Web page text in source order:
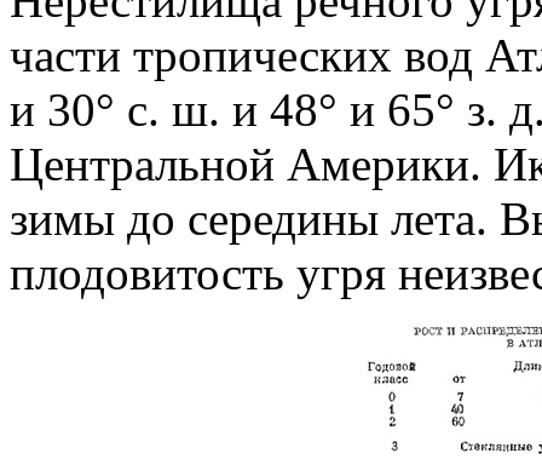
части тропических вод
и 30° с. ш. и 48° и 65° з.
Центральной Америки.
зимы до середины лета.
плодовитость угря